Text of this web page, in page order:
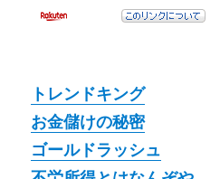
トレンドキング
お金儲けの秘密
ゴールドラッシュ